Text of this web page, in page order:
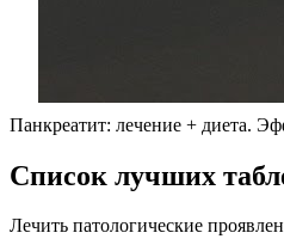
Панкреатит: лечение + диета.
Список лучших
Лечить патологические